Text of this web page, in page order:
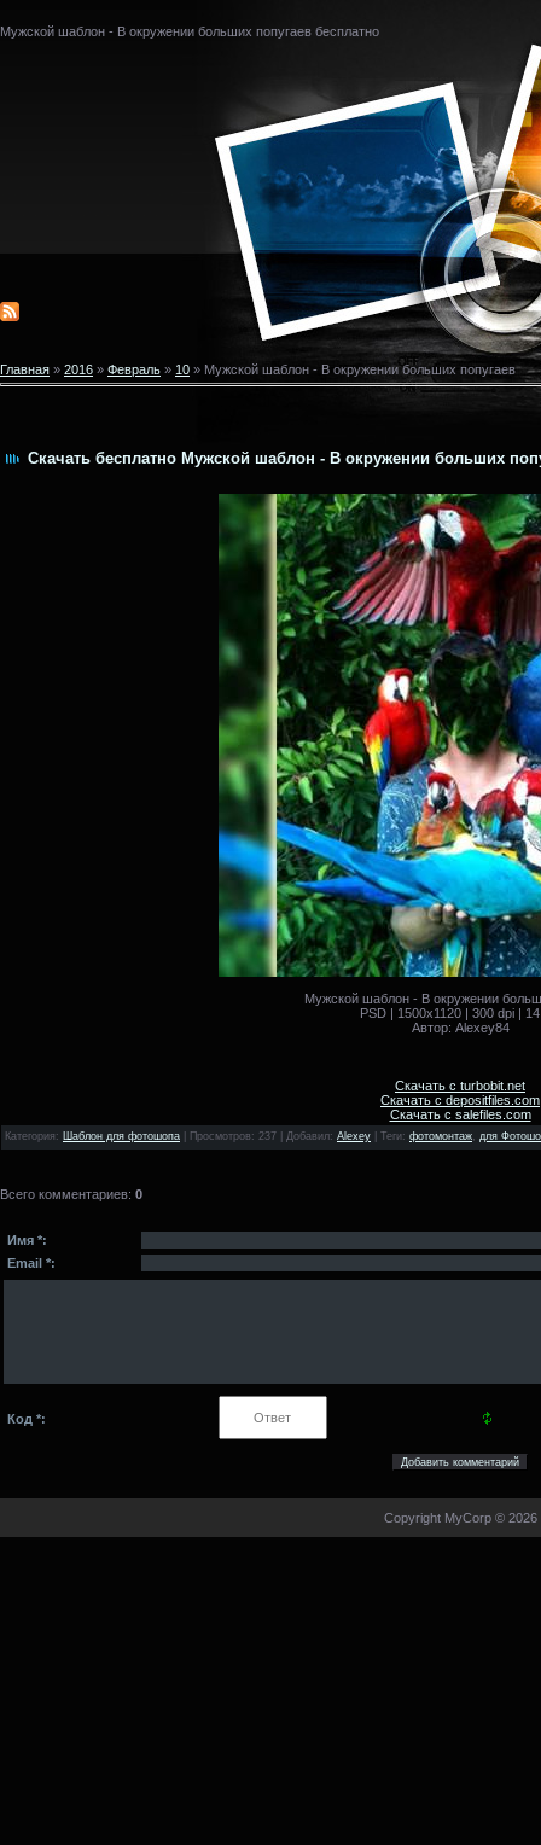
Мужской шаблон - В окружении больших попугаев бесплатно
Главная » 2016 » Февраль » 10 » Мужской шаблон - В окружении больших попугаев
Скачать бесплатно Мужской шаблон - В окружении больших
Мужской шаблон - В окружении
PSD | 1500x1120 | 300 dpi |
Автор: Alexey84
Скачать с turbobit.net
Скачать с depositfiles.com
Скачать с salefiles.com
Категория : Шаблон для фотошопа Просмотров: 237 | Добавил: Alexey Теги: фотомонтаж, для
Всего комментариев: 0
Имя *:
Email *:
Код *:
Copyright MyCorp © 2026